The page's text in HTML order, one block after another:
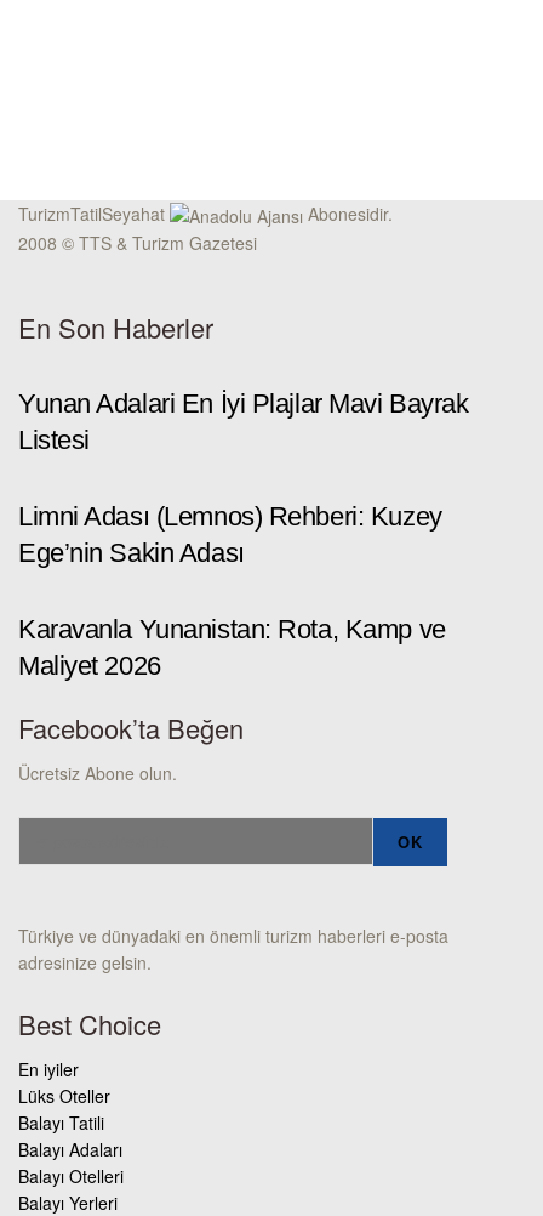
TurizmTatilSeyahat
Abonesidir.
2008 © TTS & Turizm Gazetesi
En Son Haberler
Yunan Adalari En İyi Plajlar Mavi Bayrak
Listesi
Limni Adası (Lemnos) Rehberi: Kuzey
Ege’nin Sakin Adası
Karavanla Yunanistan: Rota, Kamp ve
Maliyet 2026
Facebook’ta Beğen
Ücretsiz Abone olun.
Türkiye ve dünyadaki en önemli turizm haberleri e-posta
adresinize gelsin.
Best Choice
En iyiler
Lüks Oteller
Balayı Tatili
Balayı Adaları
Balayı Otelleri
Balayı Yerleri